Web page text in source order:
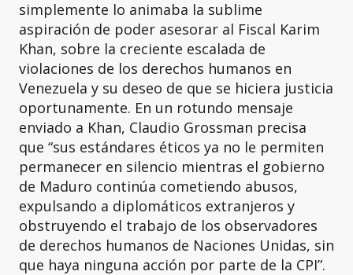
simplemente lo animaba la sublime
aspiración de poder asesorar al Fiscal Karim
Khan, sobre la creciente escalada de
violaciones de los derechos humanos en
Venezuela y su deseo de que se hiciera justicia
oportunamente. En un rotundo mensaje
enviado a Khan, Claudio Grossman precisa
que “sus estándares éticos ya no le permiten
permanecer en silencio mientras el gobierno
de Maduro continúa cometiendo abusos,
expulsando a diplomáticos extranjeros y
obstruyendo el trabajo de los observadores
de derechos humanos de Naciones Unidas, sin
que haya ninguna acción por parte de la CPI”.